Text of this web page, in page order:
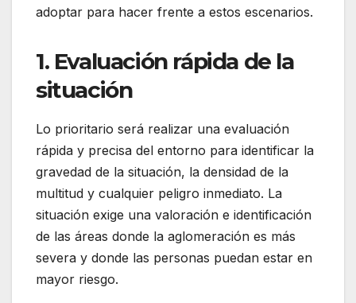
adoptar para hacer frente a estos escenarios.
1. Evaluación rápida de la
situación
Lo prioritario será realizar una evaluación
rápida y precisa del entorno para identificar la
gravedad de la situación, la densidad de la
multitud y cualquier peligro inmediato. La
situación exige una valoración e identificación
de las áreas donde la aglomeración es más
severa y donde las personas puedan estar en
mayor riesgo.